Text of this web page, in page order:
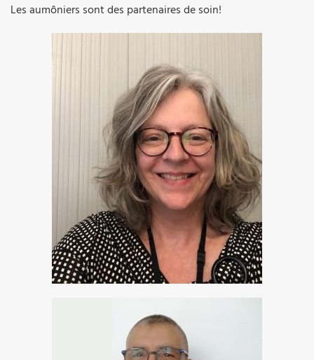
Les aumôniers sont des partenaires de soin!